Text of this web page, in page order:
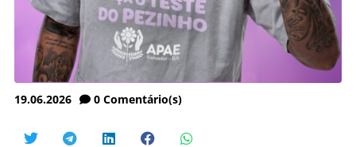
19.06.2026 0 Comentário(s)